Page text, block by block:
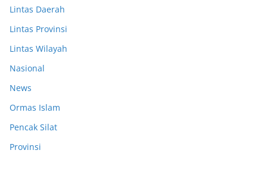
Lintas Daerah
Lintas Provinsi
Lintas Wilayah
Nasional
News
Ormas Islam
Pencak Silat
Provinsi